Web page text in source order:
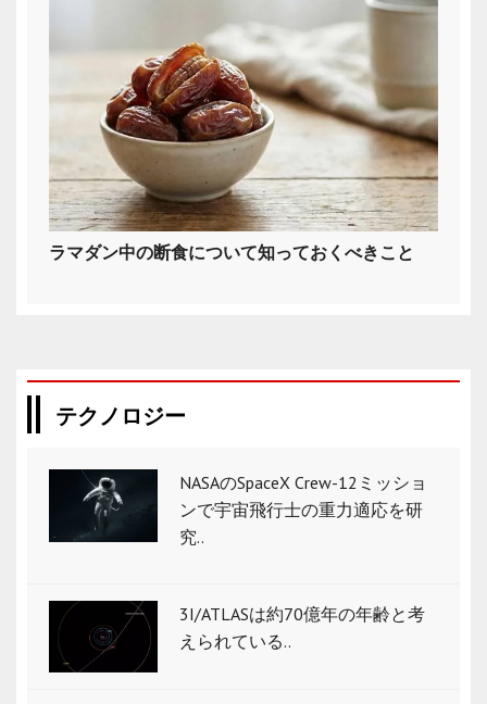
ラマダン中の断食について知っておくべきこと
テクノロジー
NASAのSpaceX Crew-12ミッショ
ンで宇宙飛行士の重力適応を研
究..
3I/ATLASは約70億年の年齢と考
えられている..